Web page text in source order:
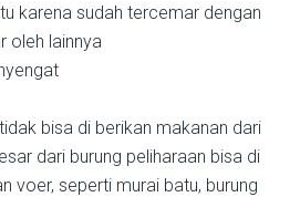
karena sudah tercemar dengan
oleh lainnya
bisa di berikan makanan dari
dari burung peliharaan bisa di
voer, seperti murai batu, burung